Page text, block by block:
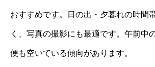
おすすめです。日の出・夕暮れの時間
く、写真の撮影にも最適です。午前中
便も空いている傾向があります。